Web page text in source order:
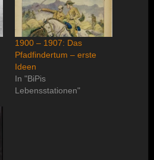
1900 – 1907: Das
Pfadfindertum – erste
Ideen
In "BiPis
Lebensstationen"